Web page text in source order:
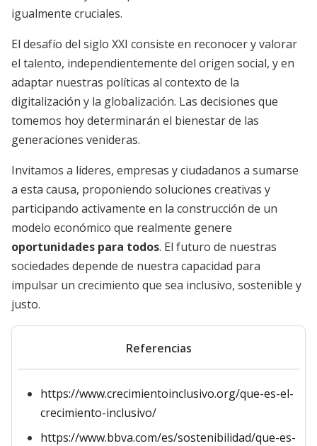
igualmente cruciales.
El desafío del siglo XXI consiste en reconocer y valorar
el talento, independientemente del origen social, y en
adaptar nuestras políticas al contexto de la
digitalización y la globalización. Las decisiones que
tomemos hoy determinarán el bienestar de las
generaciones venideras.
Invitamos a líderes, empresas y ciudadanos a sumarse
a esta causa, proponiendo soluciones creativas y
participando activamente en la construcción de un
modelo económico que realmente genere
oportunidades para todos. El futuro de nuestras
sociedades depende de nuestra capacidad para
impulsar un crecimiento que sea inclusivo, sostenible y
justo.
Referencias
https://www.crecimientoinclusivo.org/que-es-el-
crecimiento-inclusivo/
https://www.bbva.com/es/sostenibilidad/que-es-